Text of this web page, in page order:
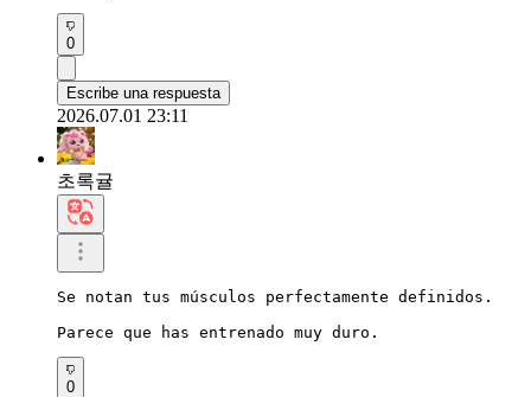
0
Escribe una respuesta
2026.07.01 23:11
초록귤
Se notan tus músculos perfectamente definidos.
Parece que has entrenado muy duro.
0